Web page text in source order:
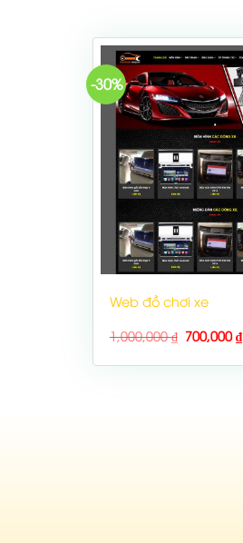
-30%
Web đồ chơi xe
1,000,000₫ 700,000₫